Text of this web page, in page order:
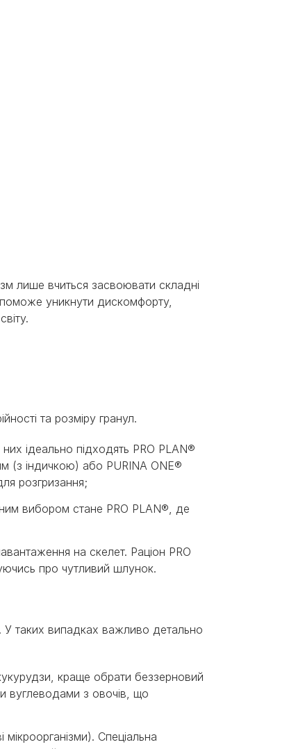
лише вчиться засвоювати складні
уникнути дискомфорту,
та розміру гранул.
ідеально підходять PRO PLAN®
(з індичкою) або PURINA ONE®
розгризання;
вибором стане PRO PLAN®, де
на скелет. Раціон PRO
про чутливий шлунок.
У таких випадках важливо детально
краще обрати беззерновий
вуглеводами з овочів, що
Спеціальна